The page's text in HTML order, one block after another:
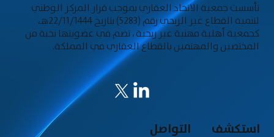
التواصل استكشف
تأسست جمعية الاتحاد العقاري بموجب قرار المركز الوطني
لتنمية القطاع غير الربحي رقم (5283) بتاريخ 22/11/1444هـ،
كجمعية أهلية مهنية غير ربحية ، تضم في عضويتها نخبة من
المختصين والمهتمين بالقطاع العقاري في المملكة.